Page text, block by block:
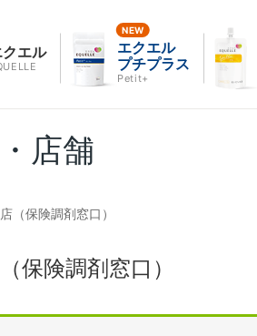
クエル
エクエル
プチプラス
Petit+
店舗
（保険調剤窓口）
保険調剤窓口）